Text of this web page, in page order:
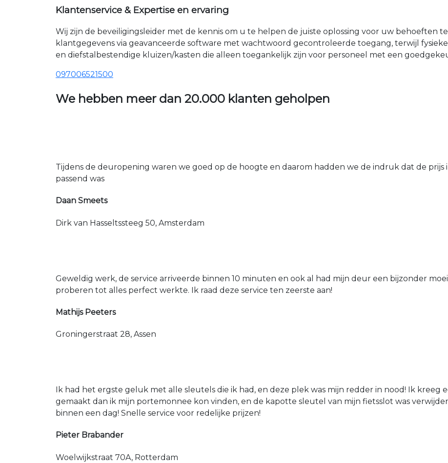
Klantenservice & Expertise en ervaring
Wij zijn de beveiligingsleider met de kennis om u te helpen de juiste oplossing voor uw behoeften
klantgegevens via geavanceerde software met wachtwoord gecontroleerde toegang, terwijl
en diefstalbestendige kluizen/kasten die alleen toegankelijk zijn voor personeel met een
097006521500
We hebben meer dan 20.000 klanten geholpen
Tijdens de deuropening waren we goed op de hoogte en daarom hadden we de indruk dat de
passend was
Daan Smeets
Dirk van Hasseltssteeg 50, Amsterdam
Geweldig werk, de service arriveerde binnen 10 minuten en ook al had mijn deur een bijzonder
proberen tot alles perfect werkte. Ik raad deze service ten zeerste aan!
Mathijs Peeters
Groningerstraat 28, Assen
Ik had het ergste geluk met alle sleutels die ik had, en deze plek was mijn redder in nood! Ik kreeg
gemaakt dan ik mijn portemonnee kon vinden, en de kapotte sleutel van mijn fietsslot was
binnen een dag! Snelle service voor redelijke prijzen!
Pieter Brabander
Woelwijkstraat 70A, Rotterdam